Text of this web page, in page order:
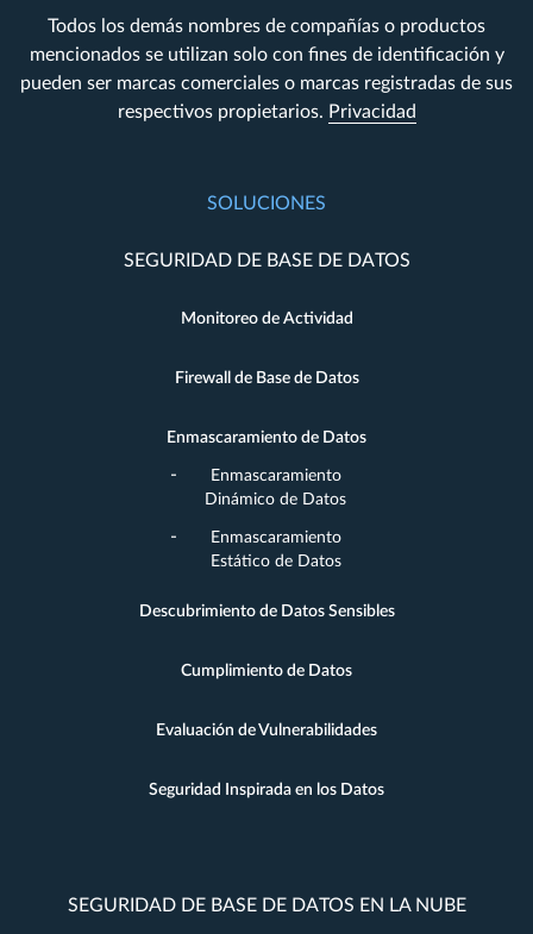
Todos los demás nombres de compañías o productos
mencionados se utilizan solo con fines de identificación y
pueden ser marcas comerciales o marcas registradas de sus
respectivos propietarios. Privacidad
SOLUCIONES
SEGURIDAD DE BASE DE DATOS
Monitoreo de Actividad
Firewall de Base de Datos
Enmascaramiento de Datos
Enmascaramiento
Dinámico de Datos
Enmascaramiento
Estático de Datos
Descubrimiento de Datos Sensibles
Cumplimiento de Datos
Evaluación de Vulnerabilidades
Seguridad Inspirada en los Datos
SEGURIDAD DE BASE DE DATOS EN LA NUBE